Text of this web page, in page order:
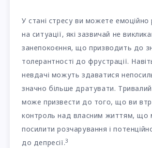
У стані стресу ви можете емоційно
на ситуації, які зазвичай не
занепокоєння, що призводить до
толерантності до фрустрації.
невдачі можуть здаватися
значно більше дратувати.
може призвести до того, що ви
контроль над власним життям, що
посилити розчарування і
до депресії.3